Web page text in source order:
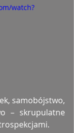
watch?
samobójstwo,
– skrupulatne